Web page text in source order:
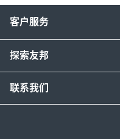
客户服务
探索友邦
联系我们